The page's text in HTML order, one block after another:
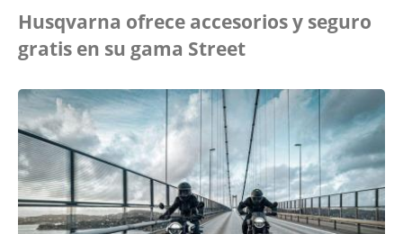
Husqvarna ofrece accesorios y seguro
gratis en su gama Street